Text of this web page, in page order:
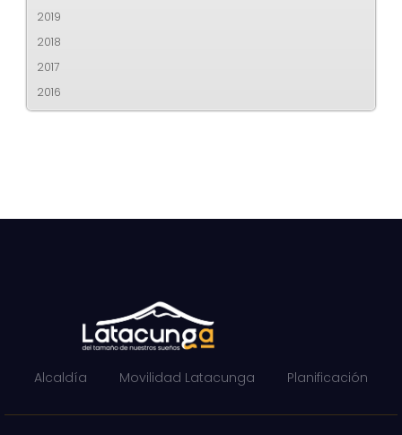
2019
2018
2017
2016
Alcaldía Movilidad Latacunga Planificación